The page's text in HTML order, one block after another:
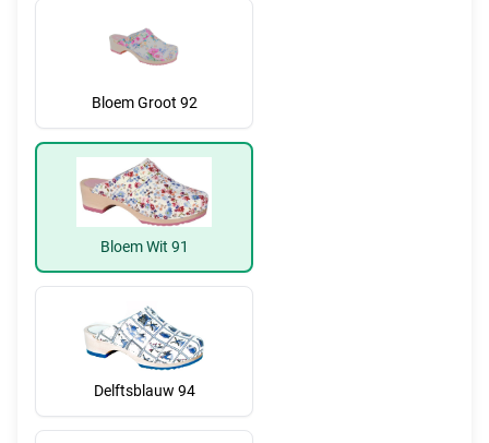
Bloem Groot 92
Bloem Wit 91
Delftsblauw 94